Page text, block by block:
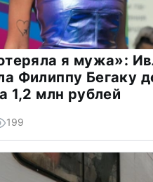
я мужа»:
Филиппу Бегаку
1,2 млн рублей
199